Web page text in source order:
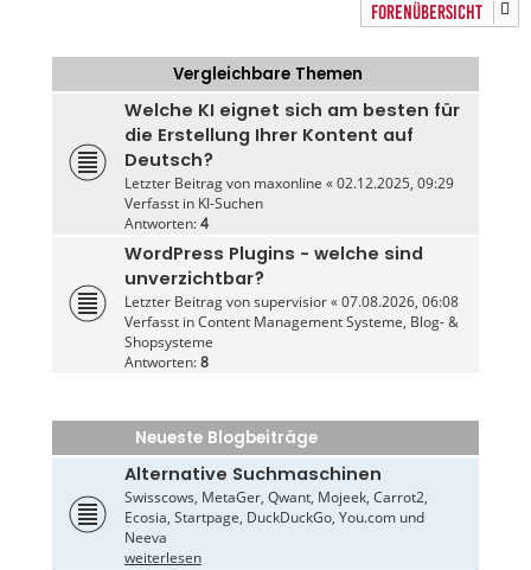
FORENÜBERSICHT
Vergleichbare Themen
Welche KI eignet sich am besten für
die Erstellung Ihrer Kontent auf
Deutsch?
Letzter Beitrag von maxonline «02.12.2025, 09:29
Verfasst in KI-Suchen
Antworten:4
WordPress Plugins - welche sind
unverzichtbar?
Letzter Beitrag vonsupervisior«07.08.2026, 06:08
Verfasst inContent Management Systeme, Blog- &
Shopsysteme
Antworten:8
Neueste Blogbeiträge
Alternative Suchmaschinen
Swisscows, MetaGer, Qwant, Mojeek, Carrot2,
Ecosia, Startpage, DuckDuckGo, You.com und
Neeva
weiterlesen